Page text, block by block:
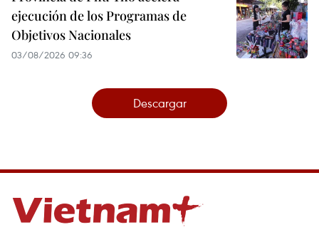
ejecución de los Programas de
Objetivos Nacionales
03/08/2026 09:36
Descargar